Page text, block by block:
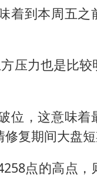
着到本周五之
压力也是比
位，这意味着
复期间大盘短
点的高点